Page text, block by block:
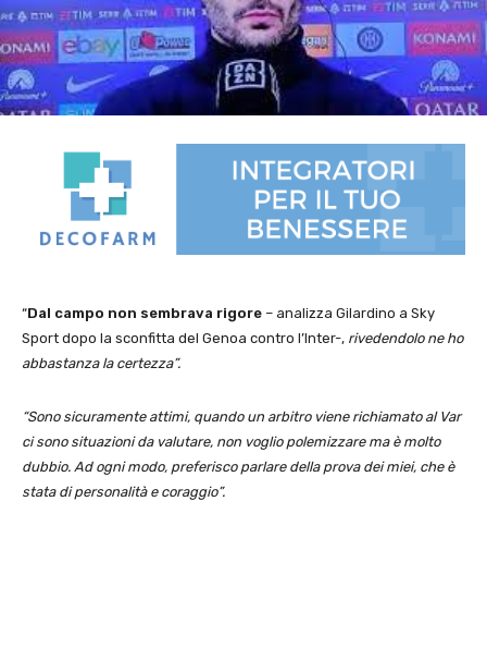
“Dal campo non sembrava rigore – analizza Gilardino a Sky
Sport dopo la sconfitta del Genoa contro l’Inter-, rivedendolo ne ho
abbastanza la certezza”.
“Sono sicuramente attimi, quando un arbitro viene richiamato al Var
ci sono situazioni da valutare, non voglio polemizzare ma è molto
dubbio. Ad ogni modo, preferisco parlare della prova dei miei, che è
stata di personalità e coraggio”.